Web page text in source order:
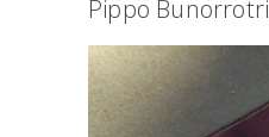
Pippo Bunorrotri